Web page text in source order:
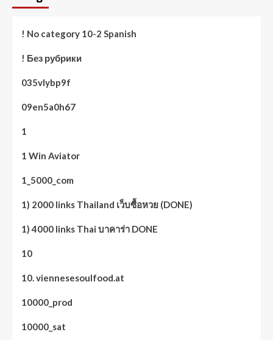
! No category 10-2 Spanish
! Без рубрики
035vlybp9f
09en5a0h67
1
1 Win Aviator
1_5000_com
1) 2000 links Thailand เว็บซื้อหวย (DONE)
1) 4000 links Thai บาคาร่า DONE
10
10. viennesesoulfood.at
10000_prod
10000_sat